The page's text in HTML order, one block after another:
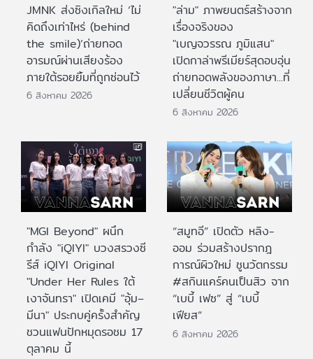
JMNK ส่งซิงเกิลใหม่ ‘ไม่
คิดถึงเท่าไหร่ (behind
the smile)’ถ่ายทอด
อารมณ์ผ่านเสียงร้อง
ภายใต้รอยยิ้มที่ถูกซ่อนไว้
6 สิงหาคม 2026
"ล่าม" ภาพยนตร์สร้างจาก
เรื่องจริงของ
"เบญจวรรณ ภูมิแสน"
เปิดกาล่าพรีเมียร์สุดอบอุ่น
ถ่ายทอดพลังของภาษา...ที่
เปลี่ยนชีวิตผู้คน
6 สิงหาคม 2026
"MGI Beyond" ผนึก
กำลัง "iQIYI" บวงสรวงซี
รีส์ iQIYI Original
"Under Her Rules ใต้
เงาจันทรา" เปิดเคมี "อุ้ม–
มีนา" ประกบคู่ครั้งสำคัญ
ชวนแฟนปักหมุดรอชม 17
ตุลาคม นี้
“สมูทอี” เปิดตัว หลิง-
ออม ร่วมสร้างปรากฎ
การณ์ผิวใหม่ ชูนวัตกรรม
#สกินแคร์คนเป็นสิว จาก
“เบบี้ เฟซ” สู่ “เบบี้
เฟียส”
6 สิงหาคม 2026